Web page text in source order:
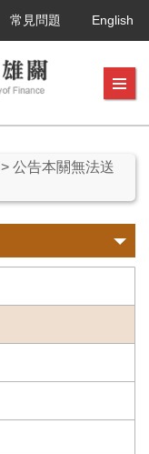
常見問題 English
> 公告本關無法送